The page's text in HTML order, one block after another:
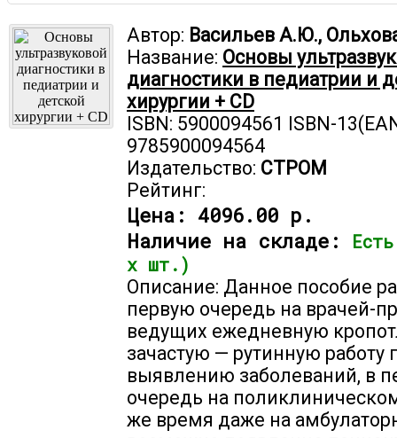
Автор: Васильев А.Ю.,
Название: Основы
диагностики в педиатрии и
хирургии + CD
ISBN: 5900094561 ISBN-
9785900094564
Издательство: СТРОМ
Рейтинг:
Цена: 4096.00 р.
Наличие на складе:
х шт.)
Описание: Данное пособие
первую очередь на врачей-
ведущих ежедневную
зачастую — рутинную работу
выявлению заболеваний, в
очередь на
же время даже на